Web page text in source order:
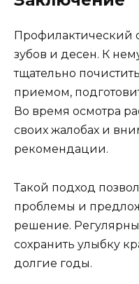
Профилактический
зубов и десен. К
тщательно
приемом,
Во время осмотра
своих жалобах и
рекомендации.
Такой подход
проблемы и
решение.
сохранить улыбку
долгие годы.